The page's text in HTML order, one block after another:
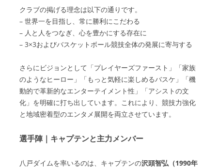
クラブの掲げる理念は以下の通りです。
– 世界一を目指し、常に勝利にこだわる
– 人と人をつなぎ、心を豊かにする存在に
– 3×3およびバスケットボール競技全体の発展に寄与する
さらにビジョンとして「プレイヤーズファースト」「家族
のようなヒーロー」「もっと気軽に楽しめるバスケ」「機
動的で革新的なエンターテイメント性」「アシストの文
化」を明確に打ち出しています。これにより、競技力強化
と地域密着型のエンタメ展開を両立させています。
選手陣｜キャプテンと主力メンバー
八戸ダイムを率いるのは、キャプテンの沢頭智弘（1990年